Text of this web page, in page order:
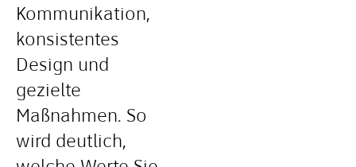
Kommunikation,
konsistentes
Design und
gezielte
Maßnahmen. So
wird deutlich,